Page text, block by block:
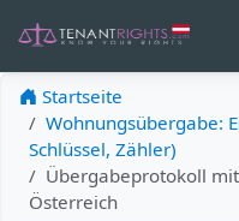
Startseite
Wohnungsübergabe:
Schlüssel, Zähler)
Übergabeprotokoll
Österreich